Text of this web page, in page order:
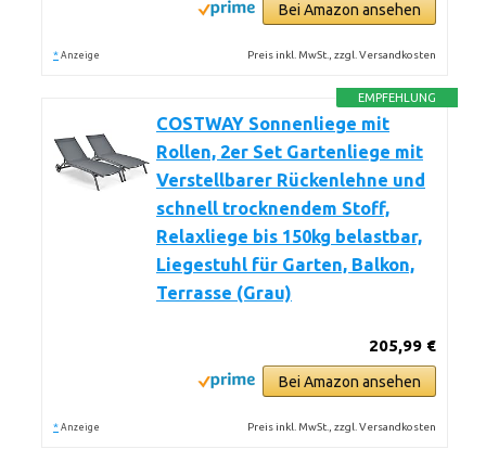
Bei Amazon ansehen
* Anzeige Preis inkl. MwSt., zzgl. Versandkosten
EMPFEHLUNG
COSTWAY Sonnenliege mit
Rollen, 2er Set Gartenliege mit
Verstellbarer Rückenlehne und
schnell trocknendem Stoff,
Relaxliege bis 150kg belastbar,
Liegestuhl für Garten, Balkon,
Terrasse (Grau)
205,99 €
Bei Amazon ansehen
* Anzeige Preis inkl. MwSt., zzgl. Versandkosten